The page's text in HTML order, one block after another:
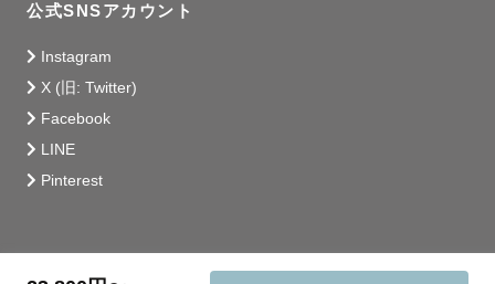
公式SNSアカウント
Instagram
X (旧: Twitter)
Facebook
LINE
Pinterest